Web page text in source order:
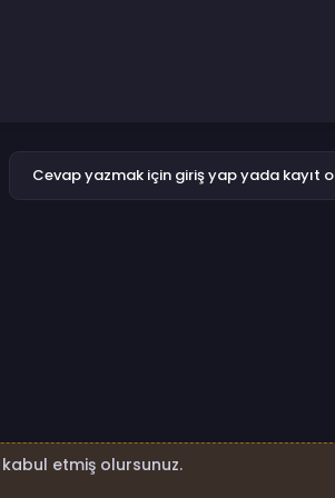
Cevap yazmak için giriş yap yada kayıt
kabul etmiş olursunuz.